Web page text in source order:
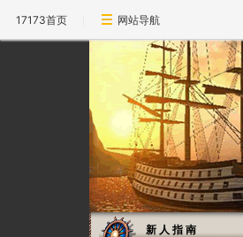
17173首页 网站导航
新 人 指 南